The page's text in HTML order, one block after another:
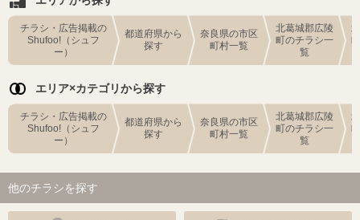
チラシ・広告掲載の
Shufoo!（シュフ
ー）
都道府県から
探す
奈良県の市区
町村一覧
北葛城郡広陵
町のチラシ一
覧
エリア×カテゴリから探す
チラシ・広告掲載の
Shufoo!（シュフ
ー）
都道府県から
探す
奈良県の市区
町村一覧
北葛城郡広陵
町のチラシ一
覧
他のチラシを探す